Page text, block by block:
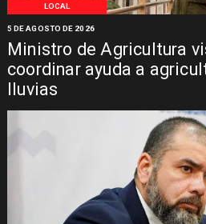
LOCAL
Ministro de Agricultura
coordinar ayuda a
lluvias
5 DE AGOSTO DE 2026